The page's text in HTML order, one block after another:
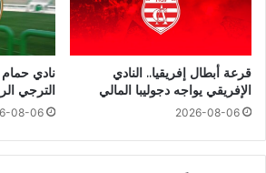
قرعة أبطال إفريقيا.. النادي
الإفريقي يواجه دجوليبا المالي
2026-08-06
نادي
الترجي
08-06